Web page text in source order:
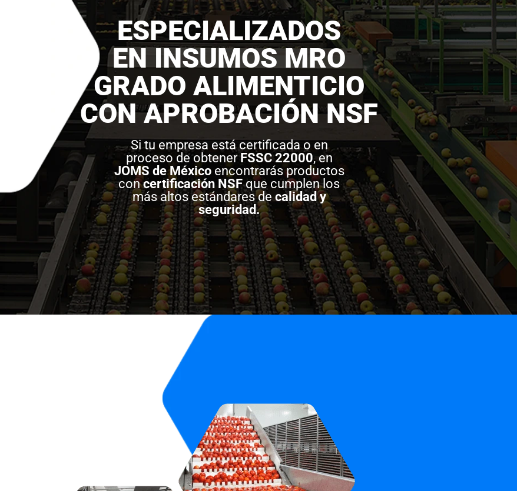
ESPECIALIZADOS
EN INSUMOS MRO
GRADO ALIMENTICIO
CON APROBACIÓN NSF
Si tu empresa está certificada o en
proceso de obtenerFSSC 22000, en
JOMS de Méxicoencontrarás productos
concertificación NSFque cumplen los
más altos estándares de calidad y
seguridad.